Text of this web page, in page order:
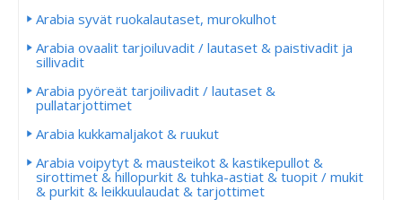
Arabia syvät ruokalautaset, murokulhot
Arabia ovaalit tarjoiluvadit / lautaset & paistivadit ja
sillivadit
Arabia pyöreät tarjoilivadit / lautaset &
pullatarjottimet
Arabia kukkamaljakot & ruukut
Arabia voipytyt & mausteikot & kastikepullot &
sirottimet & hillopurkit & tuhka-astiat & tuopit / mukit
& purkit & leikkuulaudat & tarjottimet